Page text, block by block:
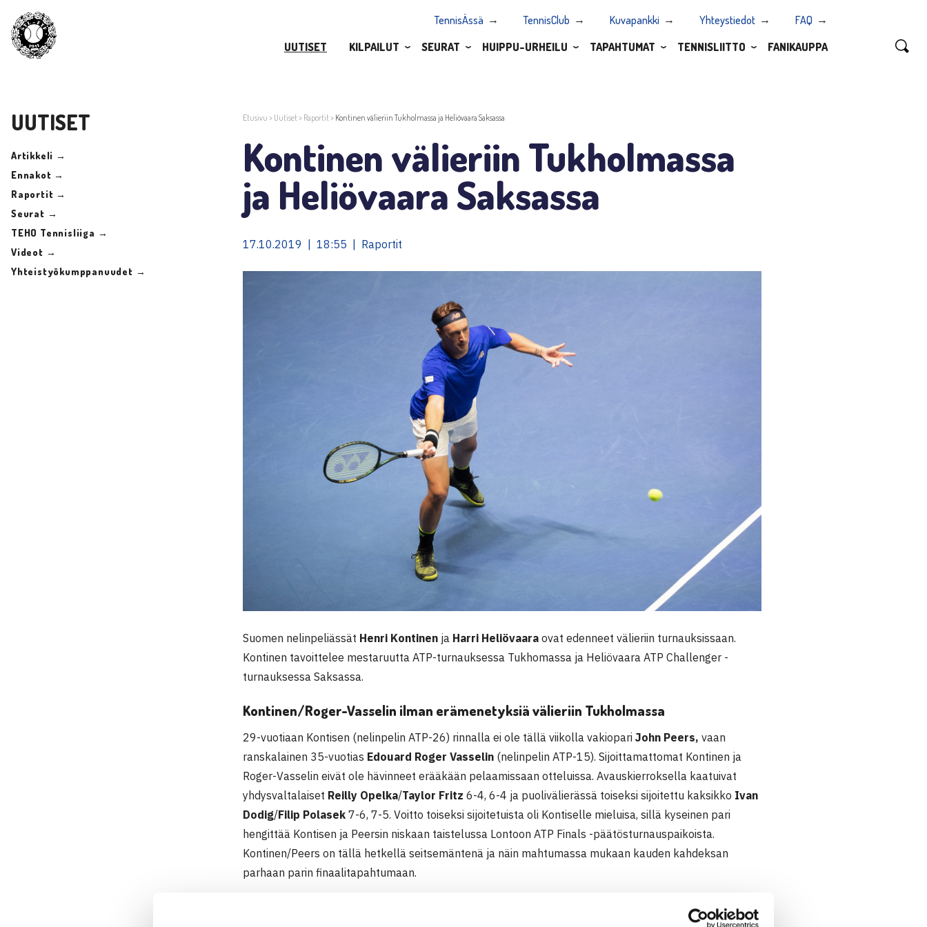
TennisÄssä TennisClub Kuvapankki Yhteystiedot
FAQ
UUTISET
KILPAILUT SEURAT HUIPPU-URHEILU TAPAHTUMAT TENNISLIITTO FANIKAUPPA
UUTISET
Artikkeli →
Ennakot →
Raportit →
Seurat →
TEHO Tennisliiga →
Videot →
Yhteistyökumppanuudet →
Etusivu > Uutiset> Raportit> Kontinen välieriin Tukholmassa ja Heliövaara Saksassa
Kontinen välieriin Tukholmassa
ja Heliövaara Saksassa
17.10.2019 | 18:55 | Raportit
Suomen nelinpeliässät Henri Kontinen ja Harri Heliövaara ovat edenneet välieriin turnauksissaan.
Kontinen tavoittelee mestaruutta ATP-turnauksessa Tukhomassa ja Heliövaara ATP Challenger -
turnauksessa Saksassa.
Kontinen/Roger-Vasselin ilman erämenetyksiä välieriin Tukholmassa
29-vuotiaan Kontisen (nelinpelin ATP-26) rinnalla ei ole tällä viikolla vakiopari John Peers, vaan
ranskalainen 35-vuotias Edouard Roger Vasselin (nelinpelin ATP-15). Sijoittamattomat Kontinen ja
Roger-Vasselin eivät ole hävinneet erääkään pelaamissaan otteluissa. Avauskierroksella kaatuivat
yhdysvaltalaiset Reilly Opelka/Taylor Fritz 6-4, 6-4 ja puolivälierässä toiseksi sijoitettu kaksikko Ivan
Dodig/Filip Polasek 7-6, 7-5. Voitto toiseksi sijoitetuista oli Kontiselle mieluisa, sillä kyseinen pari
hengittää Kontisen ja Peersin niskaan taistelussa Lontoon ATP Finals -päätösturnauspaikoista.
Kontinen/Peers on tällä hetkellä seitsemäntenä ja näin mahtumassa mukaan kauden kahdeksan
parhaan parin finaalitapahtumaan.